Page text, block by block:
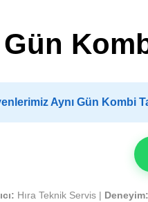
Aynı Gün Kombi
Hıra Teknik Servis | Deneyim: